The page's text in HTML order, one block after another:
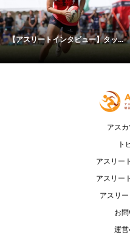
【アスリートインタビュー】タッ...
アス
ト
アスリー
アスリー
アスリ
お
運